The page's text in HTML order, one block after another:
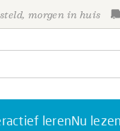
morgen in huis
lerenNu lezen